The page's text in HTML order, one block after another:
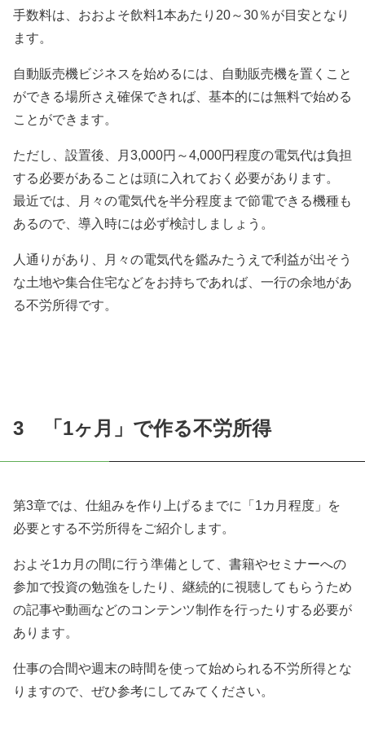
手数料は、おおよそ飲料1本あたり20～30％が目安となり
ます。
自動販売機ビジネスを始めるには、自動販売機を置くこと
ができる場所さえ確保できれば、基本的には無料で始める
ことができます。
ただし、設置後、月3,000円～4,000円程度の電気代は負担
する必要があることは頭に入れておく必要があります。
最近では、月々の電気代を半分程度まで節電できる機種も
あるので、導入時には必ず検討しましょう。
人通りがあり、月々の電気代を鑑みたうえで利益が出そう
な土地や集合住宅などをお持ちであれば、一行の余地があ
る不労所得です。
3 「1ヶ月」で作る不労所得
第3章では、仕組みを作り上げるまでに「1カ月程度」を
必要とする不労所得をご紹介します。
およそ1カ月の間に行う準備として、書籍やセミナーへの
参加で投資の勉強をしたり、継続的に視聴してもらうため
の記事や動画などのコンテンツ制作を行ったりする必要が
あります。
仕事の合間や週末の時間を使って始められる不労所得とな
りますので、ぜひ参考にしてみてください。